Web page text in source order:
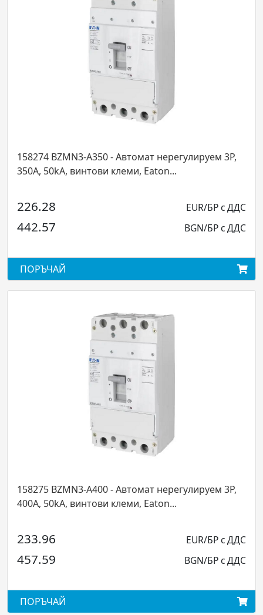
158274 BZMN3-A350 - Автомат нерегулируем 3P,
350А, 50kA, винтови клеми, Eaton...
226.28 EUR/БР с ДДС
442.57 BGN/БР с ДДС
ПОРЪЧАЙ
158275 BZMN3-A400 - Автомат нерегулируем 3P,
400А, 50kA, винтови клеми, Eaton...
233.96 EUR/БР с ДДС
457.59 BGN/БР с ДДС
ПОРЪЧАЙ